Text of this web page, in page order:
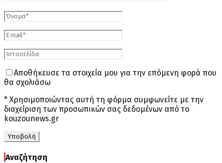
Αποθήκευσε τα στοιχεία μου για την επόμενη φορά που
θα σχολιάσω
* Χρησιμοποιώντας αυτή τη φόρμα συμφωνείτε με την
διαχείριση των προσωπικών σας δεδομένων από το
kouzounews.gr
Αναζήτηση